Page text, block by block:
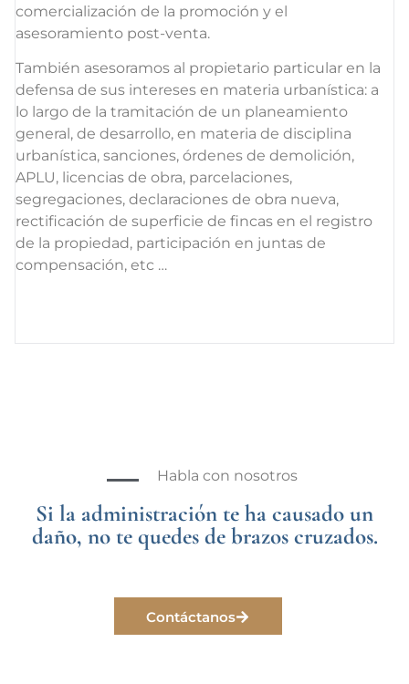
comercialización de la promoción y el
asesoramiento post-venta.
También asesoramos al propietario particular en la
defensa de sus intereses en materia urbanística: a
lo largo de la tramitación de un planeamiento
general, de desarrollo, en materia de disciplina
urbanística, sanciones, órdenes de demolición,
APLU, licencias de obra, parcelaciones,
segregaciones, declaraciones de obra nueva,
rectificación de superficie de fincas en el registro
de la propiedad, participación en juntas de
compensación, etc …
Habla con nosotros
Si la administración te ha causado un
daño, no te quedes de brazos cruzados.
Contáctanos